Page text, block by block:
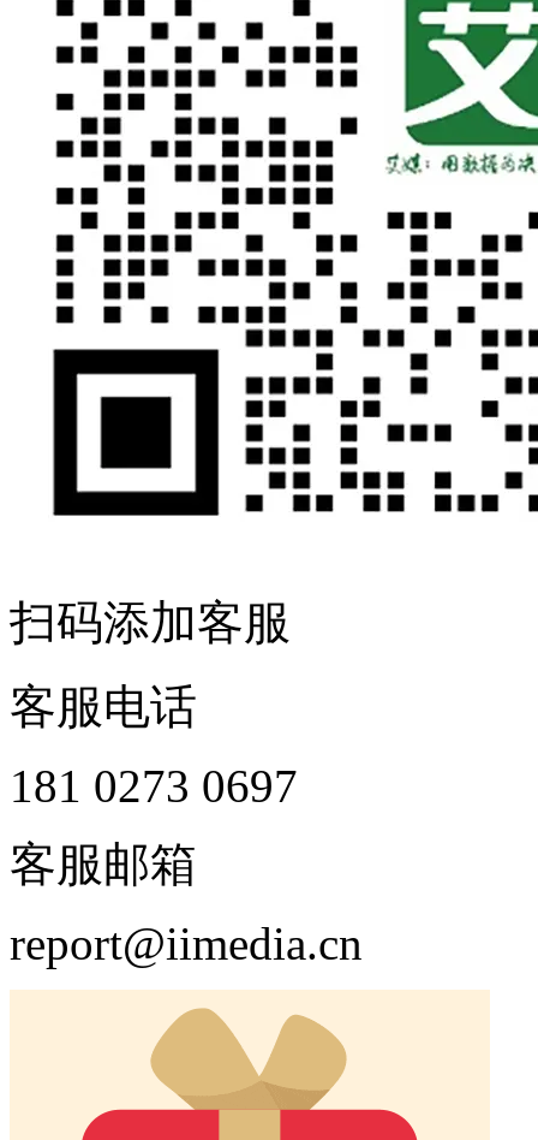
扫码添加客服
客服电话
181 0273 0697
客服邮箱
report@iimedia.cn